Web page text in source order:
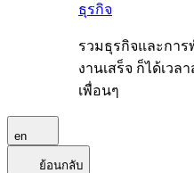
ธุรกิจ
รวมธุรกิจและการ
งานเสร็จ ก็ได้เว
เพื่อนๆ
en
ย้อนกลับ